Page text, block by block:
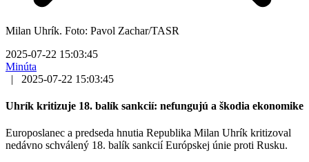
Milan Uhrík. Foto: Pavol Zachar/TASR
2025-07-22 15:03:45
Minúta
|
2025-07-22 15:03:45
Uhrík kritizuje 18. balík sankcií: nefungujú a škodia ekonomike
Europoslanec a predseda hnutia Republika Milan Uhrík kritizoval
nedávno schválený 18. balík sankcií Európskej únie proti Rusku.